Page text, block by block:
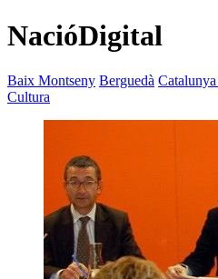
NacióDigital
Baix Montseny Berguedà
Cultura